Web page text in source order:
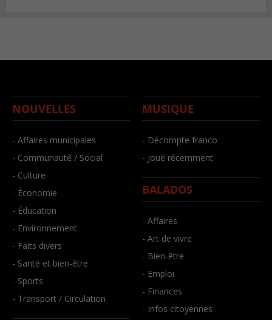
NOUVELLES
- Affaires municipales
- Communauté / Social
- Culture
- Économie
- Éducation
- Environnement
- Faits divers
- Santé et bien-être
- Sports
- Transport / Circulation
MUSIQUE
- Décompte franco
- Joué récemment
BALADOS
- Affaires
- Art de vivre
- Bien-être
- Emploi
- Finances
- Infos citoyennes